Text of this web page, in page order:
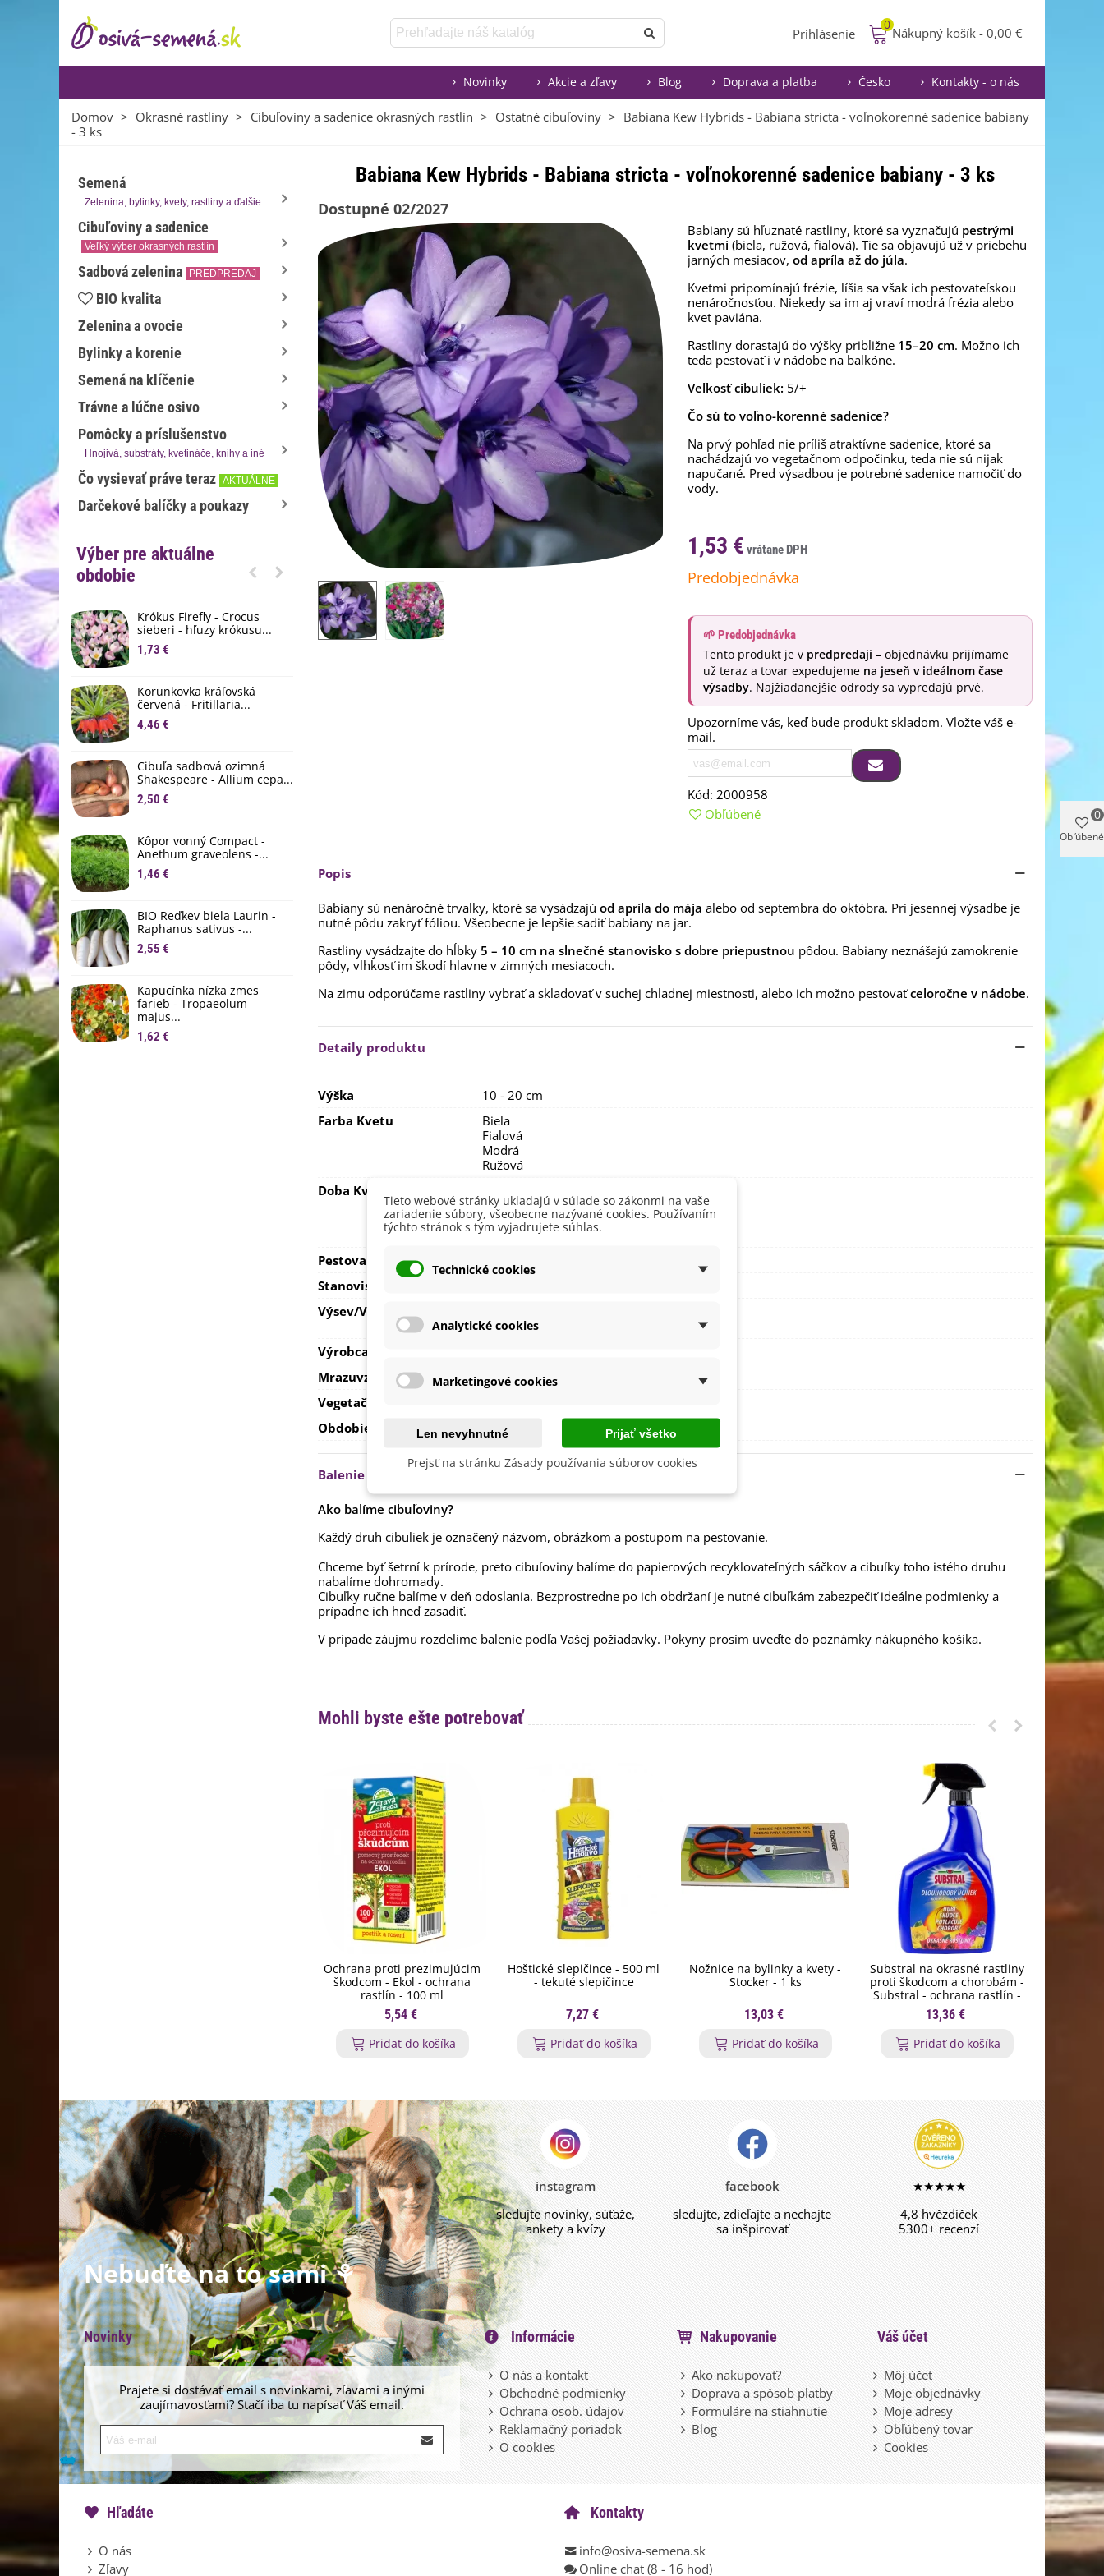
Prihlásenie
0
Nákupný košík - 0,00 €
Novinky Akcie a zľavy Blog Doprava a platba Česko Kontakty - o nás
Domov > Okrasné rastliny > Cibuľoviny a sadenice okrasných rastlín > Ostatné cibuľoviny > Babiana Kew Hybrids - Babiana stricta - voľnokorenné sadenice babiany
- 3 ks
Semená
Zelenina, bylinky, kvety, rastliny a ďalšie
Cibuľoviny a sadenice
Veľký výber okrasných rastlín
Sadbová zelenina PREDPREDAJ
BIO kvalita
Zelenina a ovocie
Bylinky a korenie
Semená na klíčenie
Trávne a lúčne osivo
Pomôcky a príslušenstvo
Hnojivá, substráty, kvetináče, knihy a iné
Čo vysievať práve teraz AKTUÁLNE
Darčekové balíčky a poukazy
Výber pre aktuálne
obdobie
Krókus Firefly - Crocus
sieberi - hľuzy krókusu...
1,73 €
Korunkovka kráľovská
červená - Fritillaria...
4,46 €
Cibuľa sadbová ozimná
Shakespeare - Allium cepa...
2,50 €
Kôpor vonný Compact -
Anethum graveolens -...
1,46 €
BIO Reďkev biela Laurin -
Raphanus sativus -...
2,55 €
Kapucínka nízka zmes
farieb - Tropaeolum
majus...
1,62 €
Semienkové bomby -
darčekový box na vajíčka -...
2,69 € 3,85 € -30%
Blahovičník - Eukalyptus...
4,08 €
Babiana Kew Hybrids - Babiana stricta - voľnokorenné sadenice babiany - 3 ks
Dostupné 02/2027
Babiany sú hľuznaté rastliny, ktoré sa vyznačujú pestrými
kvetmi (biela, ružová, fialová). Tie sa objavujú už v priebehu
jarných mesiacov, od apríla až do júla.
Kvetmi pripomínajú frézie, líšia sa však ich pestovateľskou
nenáročnosťou. Niekedy sa im aj vraví modrá frézia alebo
kvet paviána.
Rastliny dorastajú do výšky približne 15–20 cm. Možno ich
teda pestovať i v nádobe na balkóne.
Veľkosť cibuliek: 5/+
Čo sú to voľno-korenné sadenice?
Na prvý pohľad nie príliš atraktívne sadenice, ktoré sa
nachádzajú vo vegetačnom odpočinku, teda nie sú nijak
napučané. Pred výsadbou je potrebné sadenice namočiť do
vody.
1,53 €
Predobjednávka
🌱 Predobjednávka
Tento produkt je v predpredaji – objednávku prijímame
už teraz a tovar expedujeme na jeseň v ideálnom čase
výsadby. Najžiadanejšie odrody sa vypredajú prvé.
Upozorníme vás, keď bude produkt skladom. Vložte váš e-
mail.
Kód: 2000958
Obľúbené
Popis
Babiany sú nenáročné trvalky, ktoré sa vysádzajú od apríla do mája alebo od septembra do októbra. Pri jesennej výsadbe je
nutné pôdu zakryť fóliou. Všeobecne je lepšie sadiť babiany na jar.
Rastliny vysádzajte do hĺbky 5 – 10 cm na slnečné stanovisko s dobre priepustnou pôdou. Babiany neznášajú zamokrenie
pôdy, vlhkosť im škodí hlavne v zimných mesiacoch.
Na zimu odporúčame rastliny vybrať a skladovať v suchej chladnej miestnosti, alebo ich možno pestovaťceloročne v nádobe.
Detaily produktu
Výška
10 - 20 cm
Farba Kvetu
Biela
Fialová
Modrá
Ružová
Doba Kvitnutia
Júl
Jún
Máj
Pestovanie
Stanovisko
Výsev/výsadba
Máj
Výrobca
Mrazuvzdornosť
Nie
Vegetačné Obdobie
Obdobie Výsadby
Jar
Balenie cibuľovín
Ako balíme cibuľoviny?
Každý druh cibuliek je označený názvom, obrázkom a postupom na pestovanie.
Chceme byť šetrní k prírode, preto cibuľoviny balíme do papierových recyklovateľných sáčkov a cibuľky toho istého druhu
nabalíme dohromady.
Cibuľky ručne balíme v deň odoslania. Bezprostredne po ich obdržaní je nutné cibuľkám zabezpečiť ideálne podmienky a
prípadne ich hneď zasadiť.
V prípade záujmu rozdelíme balenie podľa Vašej požiadavky. Pokyny prosím uveďte do poznámky nákupného košíka.
Mohli byste ešte potrebovať
Ochrana proti prezimujúcim
škodcom - Ekol - ochrana
rastlín - 100 ml
5,54 €
Pridať do košíka
Hoštické slepičince - 500 ml
- tekuté slepičince
7,27 €
Pridať do košíka
Nožnice na bylinky a kvety -
Stocker - 1 ks
13,03 €
Pridať do košíka
Substral na okrasné rastliny
proti škodcom a chorobám -
Substral - ochrana rastlín -
800 ml
13,36 €
Pridať do košíka
Nebuďte na to sami ⚘
instagram
sledujte novinky, súťaže,
ankety a kvízy
facebook
sledujte, zdieľajte a nechajte
sa inšpirovať
★★★★★
4,8 hvězdiček
5300+ recenzí
Novinky
Prajete si dostávať email s novinkami, zľavami a inými
zaujímavosťami? Stačí iba tu napísať Váš email.
Informácie
O nás a kontakt
Obchodné podmienky
Ochrana osob. údajov
Reklamačný poriadok
O cookies
Nakupovanie
Ako nakupovať?
Doprava a spôsob platby
Formuláre na stiahnutie
Blog
Váš účet
Môj účet
Moje objednávky
Moje adresy
Obľúbený tovar
Cookies
Hľadáte
O nás
Zľavy
Kontakty
info@osiva-semena.sk
Online chat (8 - 16 hod)
Obľúbené
0
Tieto webové stránky ukladajú v súlade so zákonmi na vaše
zariadenie súbory, všeobecne nazývané cookies. Používaním
týchto stránok s tým vyjadrujete súhlas.
Technické cookies
Analytické cookies
Marketingové cookies
Len nevyhnutné Prijať všetko
Prejsť na stránku Zásady používania súborov cookies